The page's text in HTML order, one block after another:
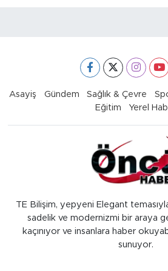
Asayiş Gündem Sağlık & Çevre
Eğitim
Yerel
TE Bilişim, yepyeni Elegant
sadelik ve modernizmi bir araya
kaçınıyor ve insanlara haber
sunuyor.